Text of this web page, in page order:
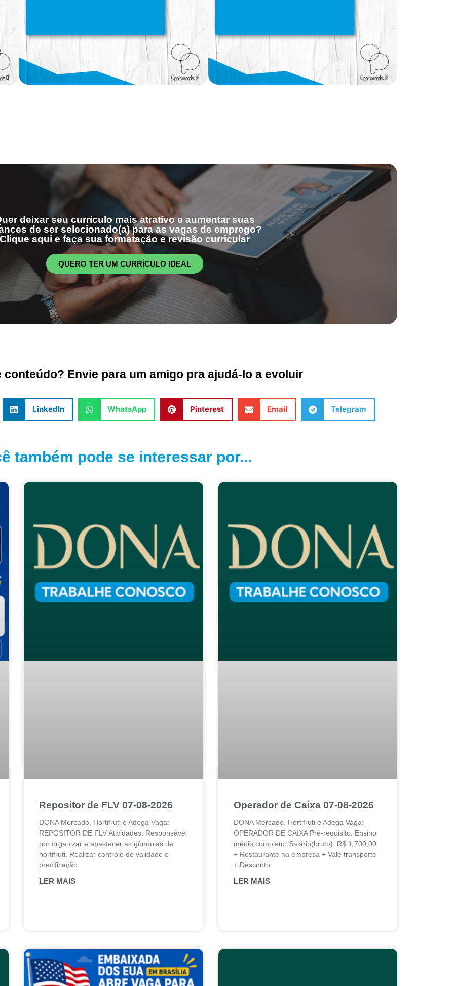
deixar seu currículo mais atrativo e aumentar suas
de ser selecionado(a) para as vagas de emprego?
aqui e faça sua formatação e revisão curricular
QUERO TER UM CURRÍCULO IDEAL
conteúdo? Envie para um amigo pra ajudá-lo a evoluir
LinkedIn WhatsApp Pinterest Email Telegram
também pode se interessar por...
Repositor de FLV 07-08-2026
DONA Mercado, Hortifruti e Adega Vaga:
REPOSITOR DE FLV Atividades: Responsável
por organizar e abastecer as gôndolas de
hortifruti. Realizar controle de validade e
precificação
LER MAIS
Operador de Caixa 07-08-2026
DONA Mercado, Hortifruti e Adega Vaga:
OPERADOR DE CAIXA Pré-requisito: Ensino
médio completo; Salário(bruto): R$ 1.700,00
+ Restaurante na empresa + Vale transporte
+ Desconto
LER MAIS